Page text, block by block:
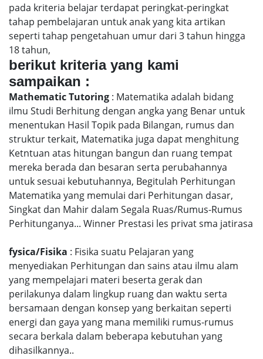
pada kriteria belajar terdapat peringkat-peringkat
tahap pembelajaran untuk anak yang kita artikan
seperti tahap pengetahuan umur dari 3 tahun hingga
18 tahun,
berikut kriteria yang kami
sampaikan :
Mathematic Tutoring : Matematika adalah bidang
ilmu Studi Berhitung dengan angka yang Benar untuk
menentukan Hasil Topik pada Bilangan, rumus dan
struktur terkait, Matematika juga dapat menghitung
Ketntuan atas hitungan bangun dan ruang tempat
mereka berada dan besaran serta perubahannya
untuk sesuai kebutuhannya, Begitulah Perhitungan
Matematika yang memulai dari Perhitungan dasar,
Singkat dan Mahir dalam Segala Ruas/Rumus-Rumus
Perhitunganya... Winner Prestasi les privat sma jatirasa
fysica/Fisika : Fisika suatu Pelajaran yang
menyediakan Perhitungan dan sains atau ilmu alam
yang mempelajari materi beserta gerak dan
perilakunya dalam lingkup ruang dan waktu serta
bersamaan dengan konsep yang berkaitan seperti
energi dan gaya yang mana memiliki rumus-rumus
secara berkala dalam beberapa kebutuhan yang
dihasilkannya..